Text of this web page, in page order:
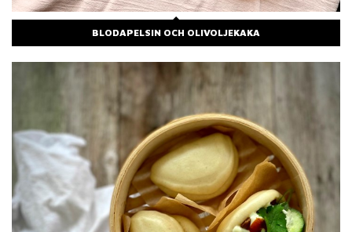
BLODAPELSIN OCH OLIVOLJEKAKA